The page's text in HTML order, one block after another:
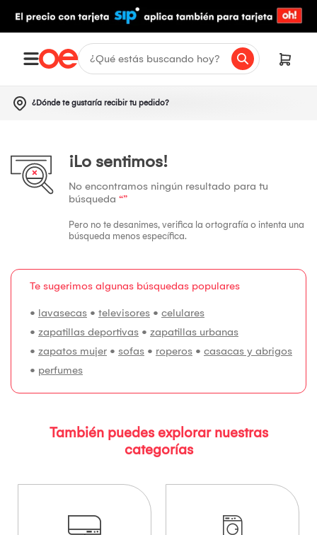
¿Dónde te gustaría recibir tu pedido?
¡Lo sentimos!
No encontramos ningún resultado para tu
búsqueda “”
Pero no te desanimes, verifica la ortografía o intenta una
búsqueda menos específica.
Te sugerimos algunas búsquedas populares
• lavasecas • televisores • celulares
• zapatillas deportivas • zapatillas urbanas
• zapatos mujer • sofas • roperos • casacas y abrigos
• perfumes
También puedes explorar nuestras
categorías